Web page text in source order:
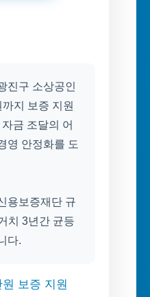
진구 소상공인
지 보증 지원
금 조달의 어
영 안정화를 도
용보증재단 규
치 3년간 균등
다.
보증 지원